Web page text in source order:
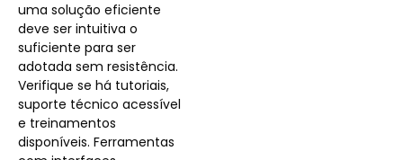
uma solução eficiente
deve ser intuitiva o
suficiente para ser
adotada sem resistência.
Verifique se há tutoriais,
suporte técnico acessível
e treinamentos
disponíveis. Ferramentas